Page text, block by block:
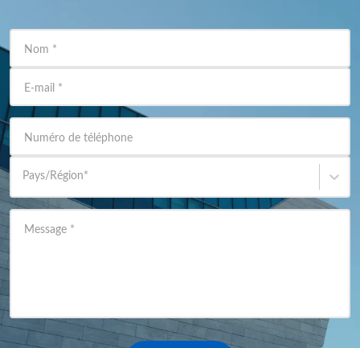
Nom *
E-mail *
Numéro de téléphone
Pays/Région*
Message *